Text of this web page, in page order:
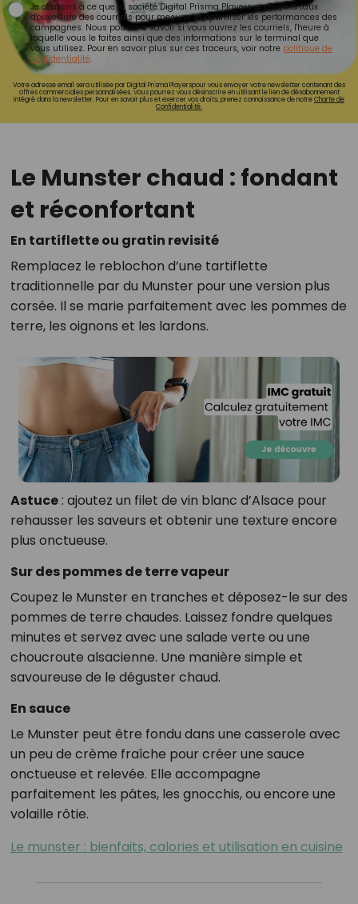
Je consens à ce que la société Digital Prisma Players analyse le taux
d'ouverture des courriels pour mesurer et optimiser les performances des
campagnes. Nous pourrons savoir si vous ouvrez les courriels, l'heure à
laquelle vous le faites ainsi que des informations sur le terminal que
vous utilisez. Pour en savoir plus sur ces traceurs, voir notre politique de
confidentialité.
Votre adresse email sera utilisée par Digital Prisma Playerspour vous envoyer votre newsletter contenant des
offres commerciales personnalisées. Vous pourrez vous désinscrire en utilisant le lien de désabonnement
intégré dans la newsletter. Pour en savoir plus et exercer vos droits, prenez connaissance de notreCharte de
Confidentialité.
Le Munster chaud : fondant
et réconfortant
En tartiflette ou gratin revisité
Remplacez le reblochon d’une tartiflette
traditionnelle par du Munster pour une version plus
corsée. Il se marie parfaitement avec les pommes de
terre, les oignons et les lardons.
Astuce: ajoutez un filet de vin blanc d’Alsace pour
rehausser les saveurs et obtenir une texture encore
plus onctueuse.
Sur des pommes de terre vapeur
Coupez le Munster en tranches et déposez-le sur des
pommes de terre chaudes. Laissez fondre quelques
minutes et servez avec une salade verte ou une
choucroute alsacienne. Une manière simple et
savoureuse de le déguster chaud.
En sauce
Le Munster peut être fondu dans une casserole avec
un peu de crème fraîche pour créer une sauce
onctueuse et relevée. Elle accompagne
parfaitement les pâtes, les gnocchis, ou encore une
volaille rôtie.
Le munster : bienfaits, calories et utilisation en cuisine